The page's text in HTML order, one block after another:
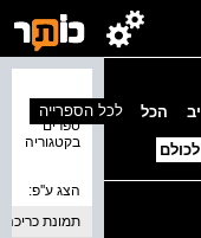
יב הכל
לכולם
ספרים
בקטגוריה
לכל הספרייה
הצג ע''פ:
תמונת כריכה